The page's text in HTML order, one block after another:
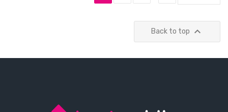
Back to top 